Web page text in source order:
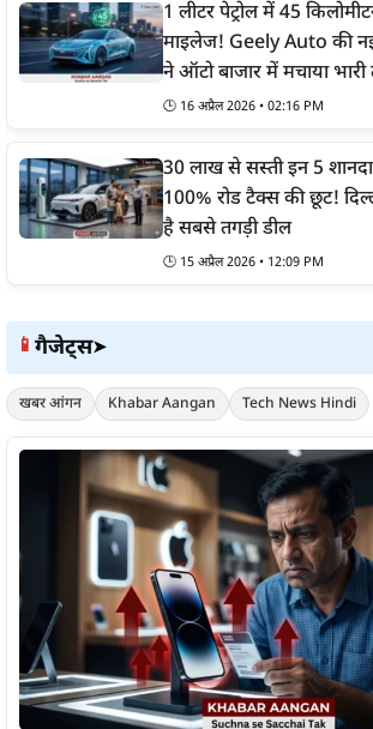
1 लीटर पेट्रोल में 45
माइलेज! Geely Auto की
ने ऑटो बाजार में मचाया
🕒 16 अप्रैल 2026 • 02:16 PM
30 लाख से सस्ती इन 5
100% रोड टैक्स की छूट!
है सबसे तगड़ी डील
🕒 15 अप्रैल 2026 • 12:09 PM
📱 गैजेट्स➤
खबर आंगन Khabar Aangan Tech News Hindi